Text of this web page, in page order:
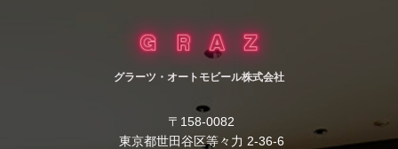
グラーツ・オートモビール株式会社
〒158-0082
東京都世田谷区等々力 2-36-6